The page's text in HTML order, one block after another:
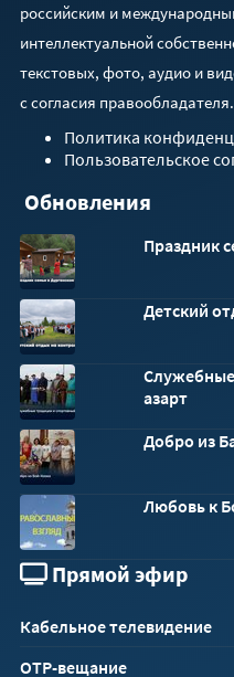
российским и
интеллектуальной
текстовых, фото, аудио и
с согласия правообладателя.
Политика
Пользовательское
Обновления
Праздник
Детский
азарт
Добро из
Любовь к
Прямой эфир
Кабельное телевидение
ОТР-вещание